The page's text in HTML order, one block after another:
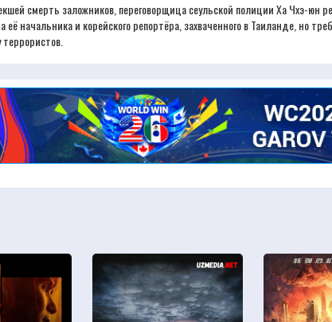
смерть заложников, переговорщица сеульской полиции Ха Чхэ-
начальника и корейского репортёра, захваченного в Таиланде, но